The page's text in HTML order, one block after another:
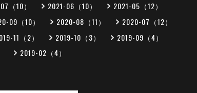
（10） 2021-06（10）
2021-05（12）
09（10） 2020-08（11）
2020-07（12）
11（2） 2019-10（3）
2019-09（4）
2019-02（4）